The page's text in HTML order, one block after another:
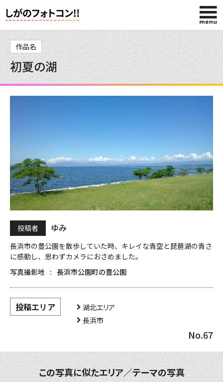
HOME
入賞作品
作品名
初夏の湖
投稿者 ゆみ
長浜市の豊公園を散歩していた時、キレイな青空と琵琶湖の青さ
に感動し、思わずカメラにおさめました。
写真撮影地
長浜市公園町の豊公園
投稿エリア
湖北エリア
長浜市
No.67
この写真に似たエリア／テーマの写真